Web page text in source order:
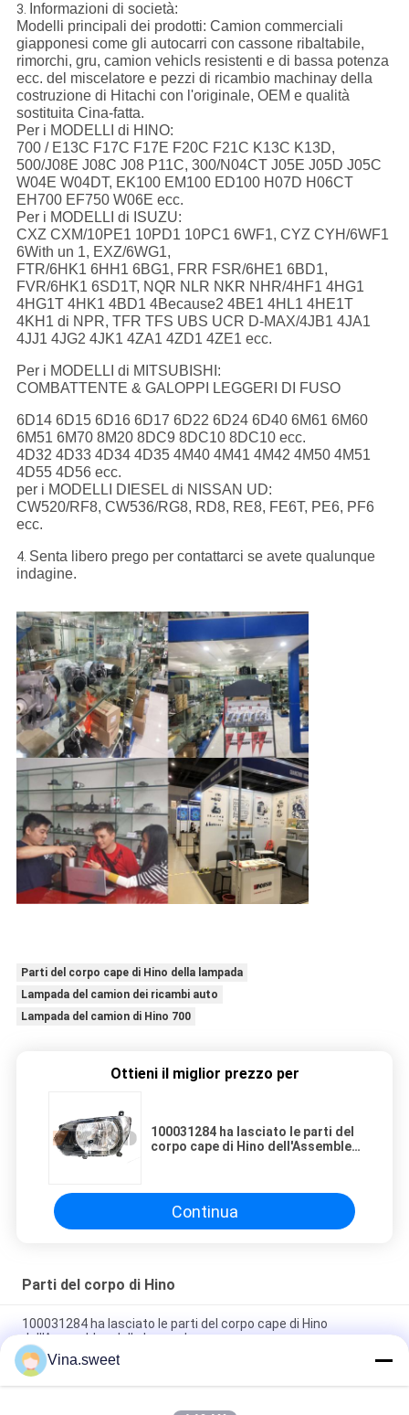
3. Informazioni di società:
Modelli principali dei prodotti: Camion commerciali
giapponesi come gli autocarri con cassone ribaltabile,
rimorchi, gru, camion vehicls resistenti e di bassa potenza
ecc. del miscelatore e pezzi di ricambio machinay della
costruzione di Hitachi con l'originale, OEM e qualità
sostituita Cina-fatta.
Per i MODELLI di HINO:
700 / E13C F17C F17E F20C F21C K13C K13D,
500/J08E J08C J08 P11C, 300/N04CT J05E J05D J05C
W04E W04DT, EK100 EM100 ED100 H07D H06CT
EH700 EF750 W06E ecc.
Per i MODELLI di ISUZU:
CXZ CXM/10PE1 10PD1 10PC1 6WF1, CYZ CYH/6WF1
6With un 1, EXZ/6WG1,
FTR/6HK1 6HH1 6BG1, FRR FSR/6HE1 6BD1,
FVR/6HK1 6SD1T, NQR NLR NKR NHR/4HF1 4HG1
4HG1T 4HK1 4BD1 4Because2 4BE1 4HL1 4HE1T
4KH1 di NPR, TFR TFS UBS UCR D-MAX/4JB1 4JA1
4JJ1 4JG2 4JK1 4ZA1 4ZD1 4ZE1 ecc.
Per i MODELLI di MITSUBISHI:
COMBATTENTE & GALOPPI LEGGERI DI FUSO
6D14 6D15 6D16 6D17 6D22 6D24 6D40 6M61 6M60
6M51 6M70 8M20 8DC9 8DC10 8DC10 ecc.
4D32 4D33 4D34 4D35 4M40 4M41 4M42 4M50 4M51
4D55 4D56 ecc.
per i MODELLI DIESEL di NISSAN UD:
CW520/RF8, CW536/RG8, RD8, RE8, FE6T, PE6, PF6
ecc.
4. Senta libero prego per contattarci se avete qualunque
indagine.
Parti del corpo cape di Hino della lampada
Lampada del camion dei ricambi auto
Lampada del camion di Hino 700
Ottieni il miglior prezzo per
100031284 ha lasciato le parti del
corpo cape di Hino dell'Assemblea
Continua
Parti del corpo di Hino
100031284 ha lasciato le parti del corpo cape di Hino
dell'Assemblea della lampada
8-98139700-0 parti d'angolo del camion della lampada HINO
700
Vina.sweet